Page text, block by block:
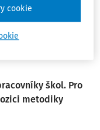
děje, a požádat o
vnímavost.
je dítěti blízko, včas
škol. Pro
metodiky
cookie